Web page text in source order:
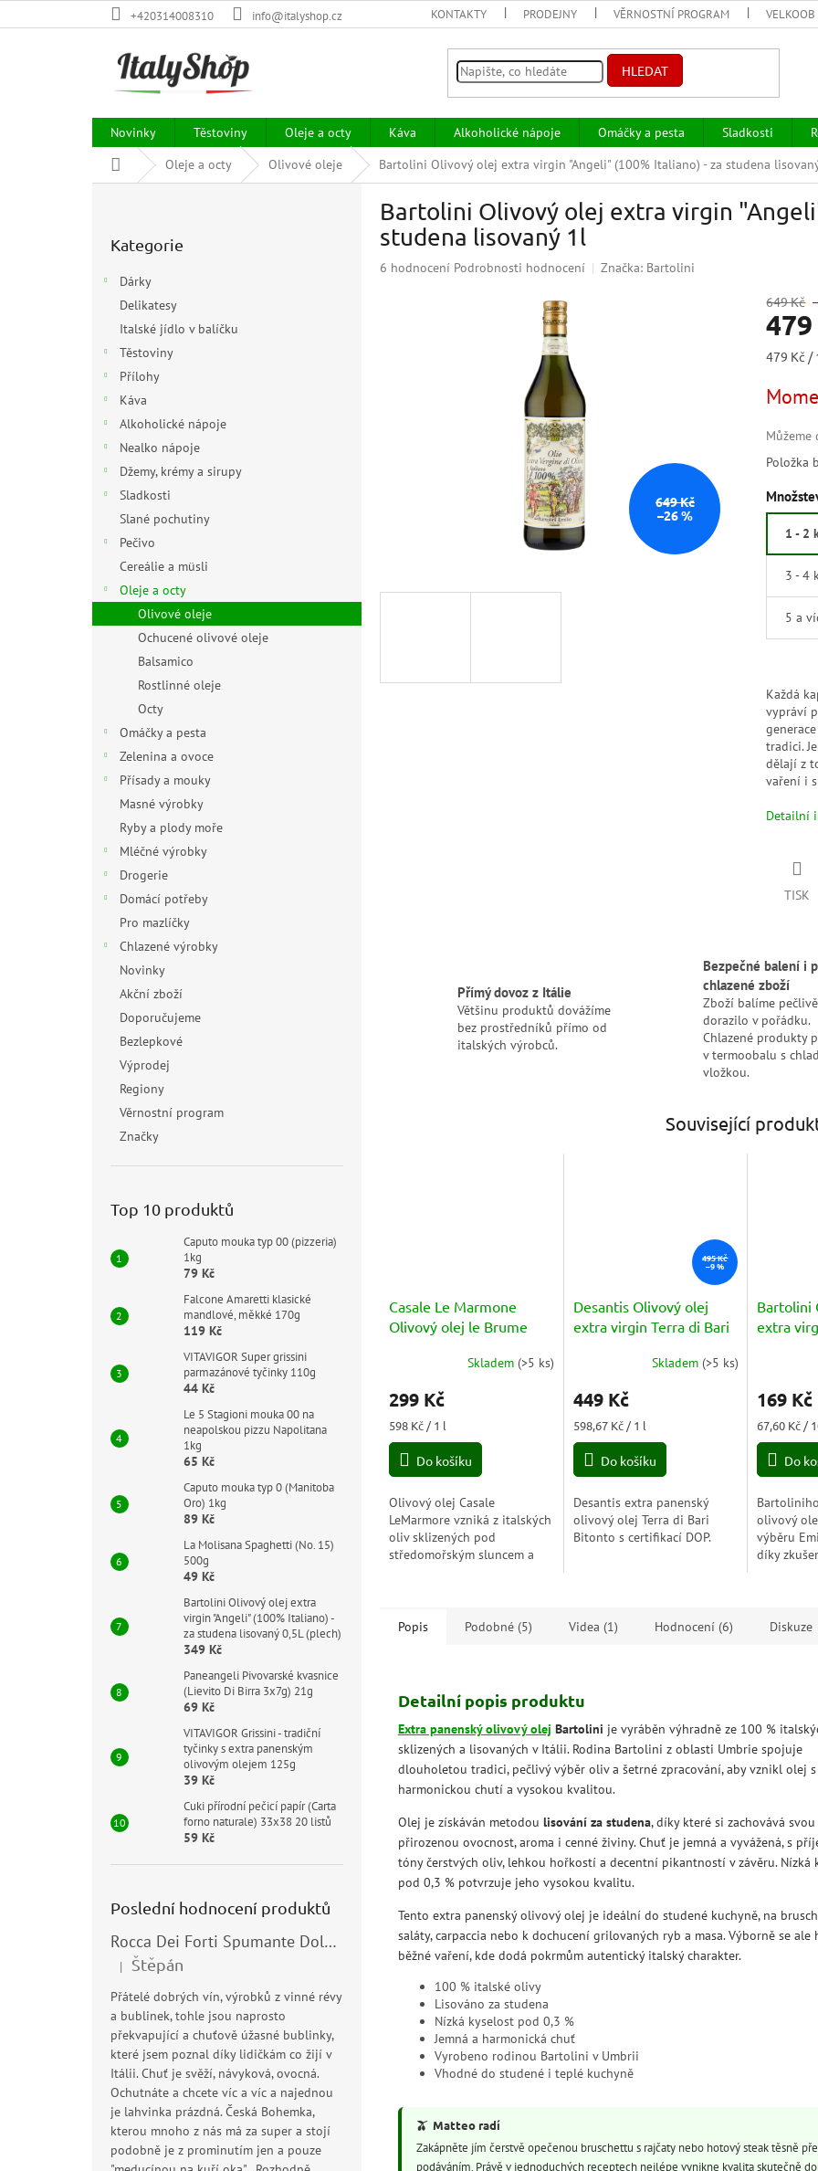
na
+420314008310 info@italyshop.cz KONTAKTY PRODEJNY VĚRNOSTNÍ PROGRAM
HLEDAT
Novinky Těstoviny Oleje a octy Káva Alkoholické nápoje Omáčky a pesta Sladkosti
Domů Oleje a octy Olivové oleje Bartolini Olivový olej extra virgin "Angeli" (100% Italiano) - za studena
kategorie
Kategorie
Dárky
Delikatesy
Italské jídlo v balíčku
Těstoviny
Přílohy
Káva
Alkoholické nápoje
Nealko nápoje
Džemy, krémy a sirupy
Sladkosti
Slané pochutiny
Pečivo
Cereálie a müsli
Oleje a octy
Olivové oleje
Ochucené olivové oleje
Balsamico
Rostlinné oleje
Octy
Omáčky a pesta
Zelenina a ovoce
Přísady a mouky
Masné výrobky
Ryby a plody moře
Mléčné výrobky
Drogerie
Domácí potřeby
Pro mazlíčky
Chlazené výrobky
Novinky
Akční zboží
Doporučujeme
Bezlepkové
Výprodej
Regiony
Věrnostní program
Značky
Top 10 produktů
Caputo mouka typ 00 (pizzeria)
1kg
79 Kč
Falcone Amaretti klasické
mandlové, měkké 170g
119 Kč
VITAVIGOR Super grissini
parmazánové tyčinky 110g
44 Kč
Le 5 Stagioni mouka 00 na
neapolskou pizzu Napolitana
1kg
65 Kč
Caputo mouka typ 0 (Manitoba
Oro) 1kg
89 Kč
La Molisana Spaghetti (No. 15)
500g
49 Kč
Bartolini Olivový olej extra
virgin "Angeli" (100% Italiano) -
za studena lisovaný 0,5L (plech)
349 Kč
Paneangeli Pivovarské kvasnice
(Lievito Di Birra 3x7g) 21g
69 Kč
VITAVIGOR Grissini - tradiční
tyčinky s extra panenským
olivovým olejem 125g
39 Kč
Cuki přírodní pečicí papír (Carta
forno naturale) 33x38 20 listů
59 Kč
Poslední hodnocení produktů
Rocca Dei Forti Spumante Dolce 11,5% 0,75l
Hodnocení produktu je 5 z 5 hvězdiček.
| Štěpán
Přátelé dobrých vín, výrobků z vinné révy
a bublinek, tohle jsou naprosto
překvapující a chuťově úžasné bublinky,
které jsem poznal díky lidičkám co žijí v
Itálii. Chuť je svěží, návyková, ovocná.
Ochutnáte a chcete víc a víc a najednou
je lahvinka prázdná. Česká Bohemka,
kterou mnoho z nás má za super a stojí
podobně je z prominutím jen a pouze
Bartolini Olivový olej extra virgin
studena lisovaný 1l
Průměrné
6 hodnocení Podrobnosti hodnocení Značka: Bartolini
649 Kč
–26 %
649 Kč
479
Měrná
479 Kč /
Položka
1 - 2
3 - 4
5 a
Každá
vypráví
tradici.
dělají z
vaření i
Detailní
TISK
Přímý dovoz z Itálie
Většinu produktů dovážíme
bez prostředníků přímo od
italských výrobců.
Bezpečné balení i
chlazené zboží
Zboží balíme
dorazilo v pořádku.
Chlazené produkty
v termoobalu s
vložkou.
Související
Casale Le Marmone
Olivový olej le Brume
Skladem (>5 ks)
299 Kč
Měrná
cena:
598 Kč / 1 l
Do košíku
Olivový olej Casale
LeMarmore vzniká z italských
oliv sklizených pod
středomořským sluncem a
Intenzivně...
495 Kč
–9 %
Desantis Olivový olej
extra virgin Terra di Bari
produktu
5,0
5
Skladem (>5 ks)
449 Kč
Měrná
cena:
598,67 Kč / 1 l
Do košíku
Desantis extra panenský
olivový olej Terra di Bari
Bitonto s certifikací DOP.
Bartolini
extra
produktu
5,0
5
169 Kč
Měrná
cena:
67,60 Kč /
Do
olivový
výběru
díky
Popis
Podobné (5) Videa (1) Hodnocení (6) Diskuze
Detailní popis produktu
Extra panenský olivový olej Bartolini je vyráběn výhradně ze 100 %
sklizených a lisovaných v Itálii. Rodina Bartolini z oblasti Umbrie spojuje
dlouholetou tradici, pečlivý výběr oliv a šetrné zpracování, aby vznikl olej s
harmonickou chutí a vysokou kvalitou.
Olej je získáván metodou lisování za studena, díky které si zachovává svou
přirozenou ovocnost, aroma i cenné živiny. Chuť je jemná a vyvážená, s
tóny čerstvých oliv, lehkou hořkostí a decentní pikantností v závěru. Nízká
pod 0,3 % potvrzuje jeho vysokou kvalitu.
Tento extra panenský olivový olej je ideální do studené kuchyně, na
saláty, carpaccia nebo k dochucení grilovaných ryb a masa. Výborně se
běžné vaření, kde dodá pokrmům autentický italský charakter.
100 % italské olivy
Lisováno za studena
Nízká kyselost pod 0,3 %
Jemná a harmonická chuť
Vyrobeno rodinou Bartolini v Umbrii
Vhodné do studené i teplé kuchyně
🫒 Matteo radí
Zakápněte jím čerstvě opečenou bruschettu s rajčaty nebo hotový steak těsně
podáváním. Právě v jednoduchých receptech nejlépe vynikne kvalita skutečně